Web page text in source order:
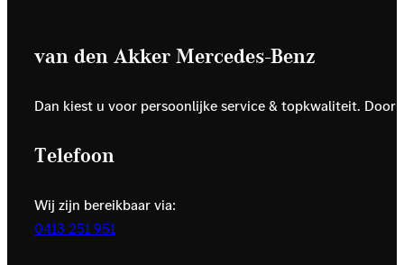
van den Akker Mercedes-Benz
Dan kiest u voor persoonlijke service & topkwaliteit.
Telefoon
Wij zijn bereikbaar via:
0413 251 951